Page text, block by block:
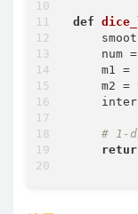
def
num
m1 =
m2 =
# 1-